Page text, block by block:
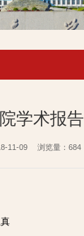
学术报告
11-09 浏览量： 684